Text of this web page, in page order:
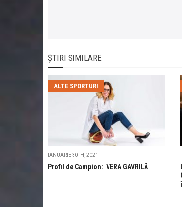
ȘTIRI SIMILARE
ALTE SPORTURI
IANUARIE 30TH, 2021
Profil de Campion: VERA GAVRILĂ